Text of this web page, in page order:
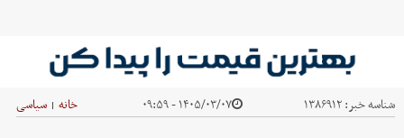
شناسه خبر:۱۳۸۶۹۱۲ ۱۴۰۵/۰۳/۰۷ - ۰۹:۵۹ خانه | سیاسی